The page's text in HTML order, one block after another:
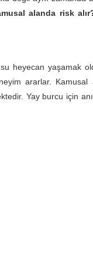
alanda risk
heyecan yaşamak
ararlar. Kamusal
Yay burcu için